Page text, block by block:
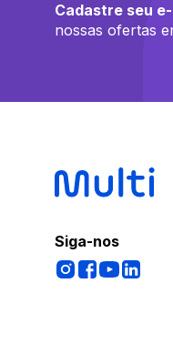
Cadastre seu
nossas ofertas
Siga-nos